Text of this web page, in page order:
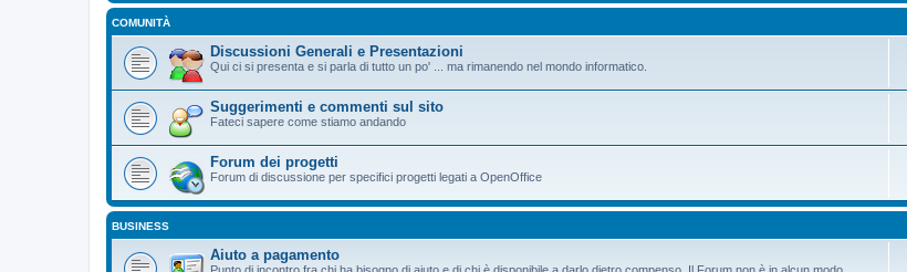
COMUNITÀ
Discussioni Generali e Presentazioni
Qui ci si presenta e si parla di tutto un po' ... ma rimanendo nel mondo informatico.
Suggerimenti e commenti sul sito
Fateci sapere come stiamo andando
Forum dei progetti
Forum di discussione per specifici progetti legati a OpenOffice
BUSINESS
Aiuto a pagamento
Punto di incontro fra chi ha bisogno di aiuto e di chi è disponibile a darlo dietro compenso. Il Forum non è in alcun modo